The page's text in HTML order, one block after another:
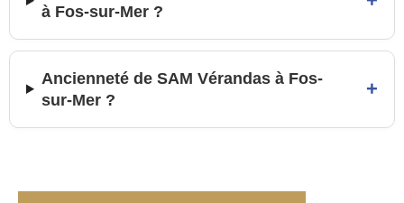
à Fos-sur-Mer ?
Ancienneté de SAM Vérandas à Fos-
sur-Mer ?
+